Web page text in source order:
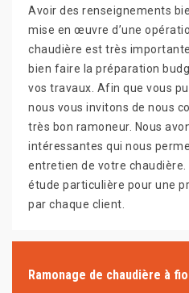
Avoir des renseignements
mise en œuvre d’une
chaudière est très
bien faire la préparation
vos travaux. Afin que vous
nous vous invitons de nous
très bon ramoneur. Nous
intéressantes qui nous
entretien de votre chaudière.
étude particulière pour une
par chaque client.
Ramonage de chaudière à